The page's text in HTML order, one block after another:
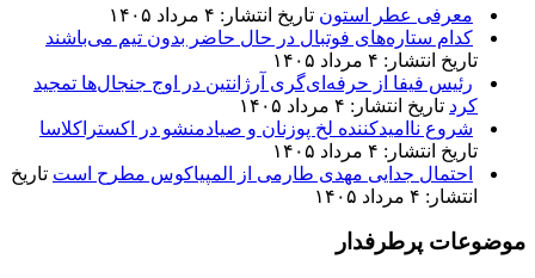
معرفی عطر استون تاریخ انتشار: ۴ مرداد ۱۴۰۵
کدام ستاره‌های فوتبال در حال حاضر بدون تیم می‌باشند
تاریخ انتشار: ۴ مرداد ۱۴۰۵
رئیس فیفا از حرفه‌ای‌گری آرژانتین در اوج جنجال‌ها تمجید
کرد تاریخ انتشار: ۴ مرداد ۱۴۰۵
شروع ناامیدکننده لخ پوزنان و صیادمنشو در اکستراکلاسا
تاریخ انتشار: ۴ مرداد ۱۴۰۵
احتمال جدایی مهدی طارمی از المپیاکوس مطرح است تاریخ
انتشار: ۴ مرداد ۱۴۰۵
موضوعات پرطرفدار